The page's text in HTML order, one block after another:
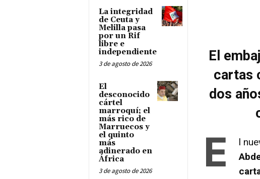
La integridad
de Ceuta y
Melilla pasa
por un Rif
libre e
independiente
3 de agosto de 2026
El
desconocido
cártel
marroquí; el
más rico de
Marruecos y
el quinto
más
adinerado en
África
3 de agosto de 2026
El
cartas
dos
E l